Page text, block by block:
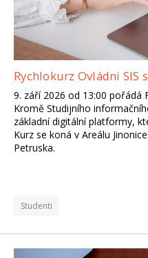
Rychlokurz Ovládni SIS
9. září 2026 od 13:00 pořádá
Kromě Studijního
základní digitální platformy,
Kurz se koná v Areálu
Petruska.
Studenti